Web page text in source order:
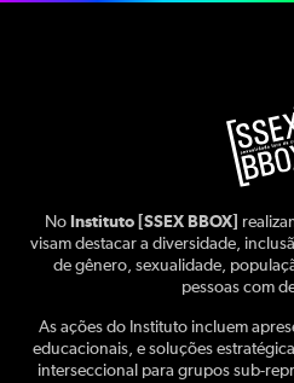
No Instituto [SSEX BBOX]
visam destacar a diversidade,
de gênero, sexualidade,
pessoas com
As ações do Instituto incluem
educacionais, e soluções
interseccional para grupos sub-